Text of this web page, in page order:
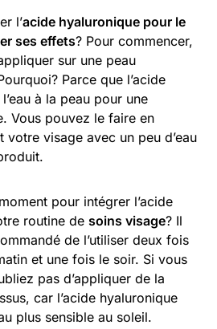
l’acide hyaluronique pour le
ses effets? Pour commencer,
sur une peau
Parce que l’acide
à la peau pour une
Vous pouvez le faire en
visage avec un peu d’eau
pour intégrer l’acide
routine de soins visage? Il
de l’utiliser deux fois
et une fois le soir. Si vous
pas d’appliquer de la
car l’acide hyaluronique
plus sensible au soleil.